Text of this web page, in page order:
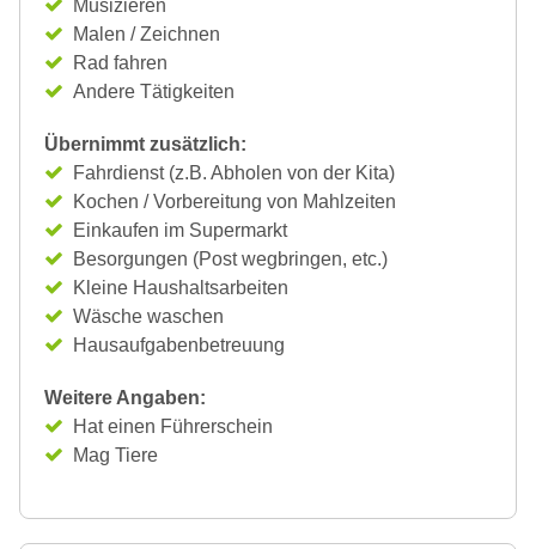
Musizieren
Malen / Zeichnen
Rad fahren
Andere Tätigkeiten
Übernimmt zusätzlich:
Fahrdienst (z.B. Abholen von der Kita)
Kochen / Vorbereitung von Mahlzeiten
Einkaufen im Supermarkt
Besorgungen (Post wegbringen, etc.)
Kleine Haushaltsarbeiten
Wäsche waschen
Hausaufgabenbetreuung
Weitere Angaben:
Hat einen Führerschein
Mag Tiere